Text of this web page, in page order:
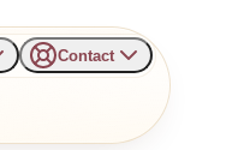
Contact